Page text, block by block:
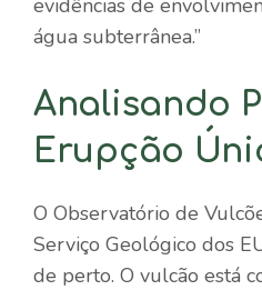
evidências de
água subterrânea.”
Analisando
Erupção
O Observatório de
Serviço Geológico dos
de perto. O vulcão está